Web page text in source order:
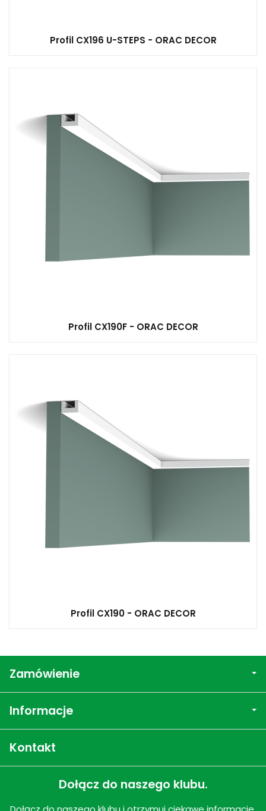
Profil CX196 U-STEPS - ORAC DECOR
Profil CX190F - ORAC DECOR
Profil CX190 - ORAC DECOR
Zamówienie
Informacje
Kontakt
Dołącz do naszego klubu.